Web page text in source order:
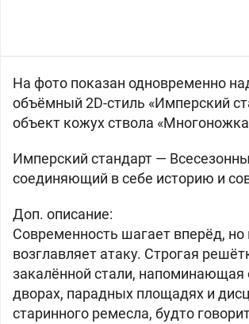
На фото показан одновременно
объёмный 2D-стиль «Имперский
объект кожух ствола
Имперский стандарт —
соединяющий в себе историю и
Доп. описание:
Современность шагает вперёд, но
возглавляет атаку. Строгая
закалённой стали,
дворах, парадных площадях и
старинного ремесла, будто